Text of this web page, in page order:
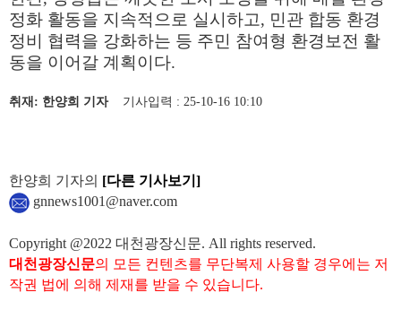
정화 활동을 지속적으로 실시하고, 민관 합동 환경
정비 협력을 강화하는 등 주민 참여형 환경보전 활
동을 이어갈 계획이다.
취재: 한양희 기자기사입력 : 25-10-16 10:10
한양희 기자의 [다른 기사보기]
gnnews1001@naver.com
Copyright @2022 대천광장신문. All rights reserved.
대천광장신문의 모든 컨텐츠를 무단복제 사용할 경우에는 저
작권 법에 의해 제재를 받을 수 있습니다.